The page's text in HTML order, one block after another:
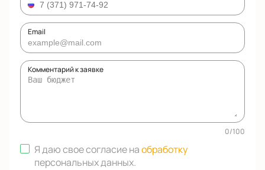
Email
Комментарий к заявке
0/100
Я даю свое согласие наобработку
персональных данных.